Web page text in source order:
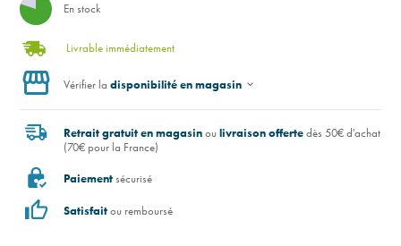
En stock
Livrable immédiatement
Vérifier la disponibilité en magasin
Retrait gratuit en magasinoulivraison offertedès 50€ d'achat
(70€ pour la France)
Paiementsécurisé
Satisfaitou remboursé